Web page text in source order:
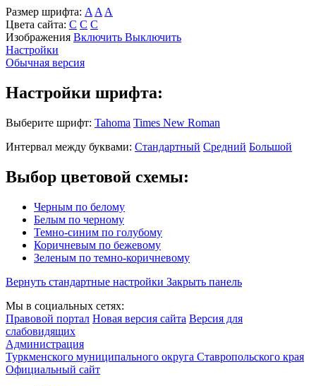
Размер шрифта: A A A
Цвета сайта: С С С
Изображения Включить Выключить
Настройки
Обычная версия
Настройки шрифта:
Выберите шрифт: Tahoma Times New Roman
Интервал между буквами: Стандартный Средний Большой
Выбор цветовой схемы:
Черным по белому
Белым по черному
Темно-синим по голубому
Коричневым по бежевому
Зеленым по темно-коричневому
Вернуть стандартные настройки Закрыть панель
Мы в социальных сетях:
Правовой портал Новая версия сайта Версия для
слабовидящих
Администрация
Туркменского муниципального округа Ставропольского края
Официальный сайт